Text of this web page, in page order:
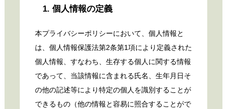
1. 個人情報の定義
本プライバシーポリシーにおいて、個人情報と
は、個人情報保護法第2条第1項により定義された
個人情報、すなわち、生存する個人に関する情報
であって、当該情報に含まれる氏名、生年月日そ
の他の記述等により特定の個人を識別することが
できるもの（他の情報と容易に照合することがで